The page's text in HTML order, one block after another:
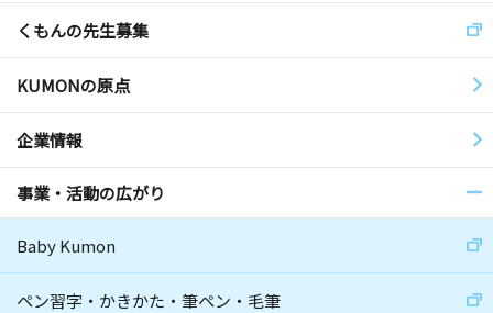
くもんの先生募集
KUMONの原点
企業情報
事業・活動の広がり
Baby Kumon
ペン習字・かきかた・筆ペン・毛筆